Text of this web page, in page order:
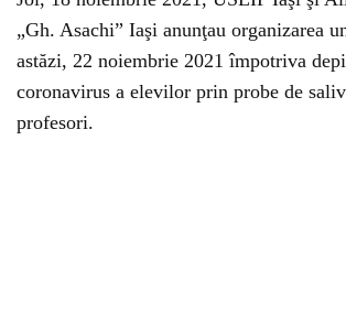
„Gh. Asachi” Iaşi anunţau organizarea
astăzi, 22 noiembrie 2021 împotriva
coronavirus a elevilor prin probe de
profesori.